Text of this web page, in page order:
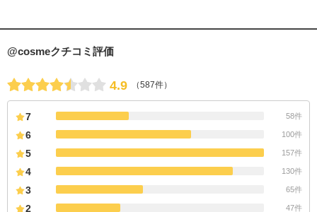
@cosmeクチコミ評価
4.9 （587件）
7 58件
6 100件
5 157件
4 130件
3 65件
2 47件